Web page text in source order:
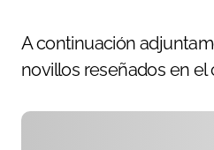
A continuación
novillos reseñados en el